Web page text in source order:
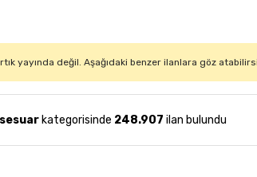
yayında değil. Aşağıdaki benzer ilanlara göz
kategorisinde 248.907 ilan bulundu